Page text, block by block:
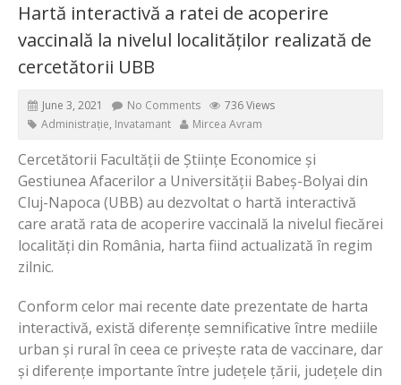
Hartă interactivă a ratei de acoperire
vaccinală la nivelul localităților realizată de
cercetătorii UBB
June 3, 2021 No Comments
736 Views
Administrație, Invatamant Mircea Avram
Cercetătorii Facultății de Științe Economice și
Gestiunea Afacerilor a Universității Babeș-Bolyai din
Cluj-Napoca (UBB) au dezvoltat o hartă interactivă
care arată rata de acoperire vaccinală la nivelul fiecărei
localități din România, harta fiind actualizată în regim
zilnic.
Conform celor mai recente date prezentate de harta
interactivă, există diferențe semnificative între mediile
urban și rural în ceea ce privește rata de vaccinare, dar
și diferențe importante între județele țării, județele din